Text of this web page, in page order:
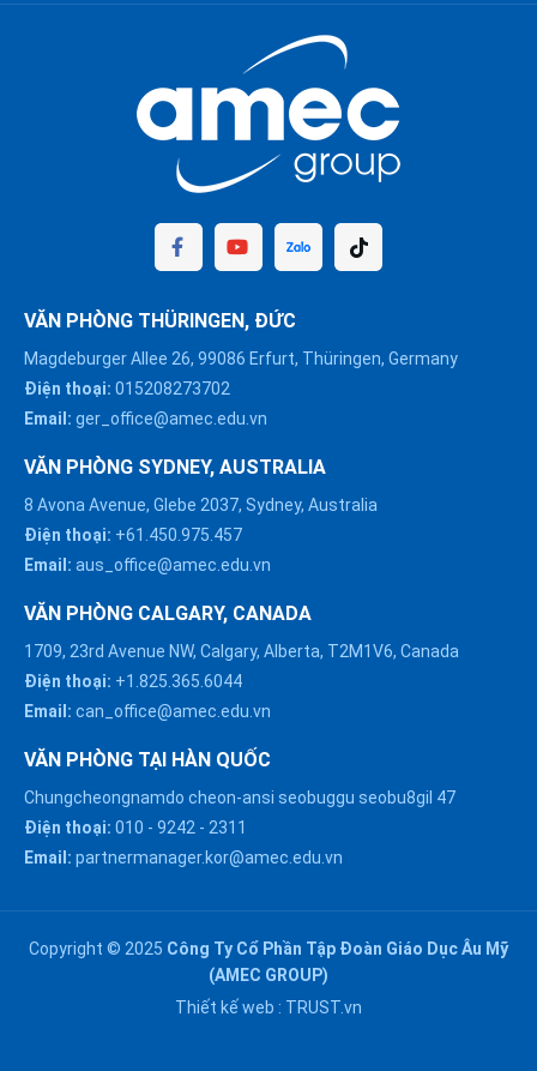
VĂN PHÒNG THÜRINGEN, ĐỨC
Magdeburger Allee 26, 99086 Erfurt, Thüringen, Germany
Điện thoại: 015208273702
Email: ger_office@amec.edu.vn
VĂN PHÒNG SYDNEY, AUSTRALIA
8 Avona Avenue, Glebe 2037, Sydney, Australia
Điện thoại: +61.450.975.457
Email: aus_office@amec.edu.vn
VĂN PHÒNG CALGARY, CANADA
1709, 23rd Avenue NW, Calgary, Alberta, T2M1V6, Canada
Điện thoại: +1.825.365.6044
Email: can_office@amec.edu.vn
VĂN PHÒNG TẠI HÀN QUỐC
Chungcheongnamdo cheon-ansi seobuggu seobu8gil 47
Điện thoại: 010 - 9242 - 2311
Email: partnermanager.kor@amec.edu.vn
Copyright © 2025 Công Ty Cổ Phần Tập Đoàn Giáo Dục Âu Mỹ
(AMEC GROUP)
Thiết kế web : TRUST.vn
HÀ NỘI :
0914863466
ĐÀ NẴNG :
0916082128
HỒ CHÍ MINH :
Chat với chúng tôi trên
Zalo